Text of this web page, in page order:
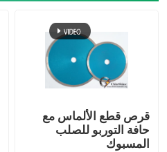
قرص قطع الألماس مع
حافة التوربو للصلب
المسبوك